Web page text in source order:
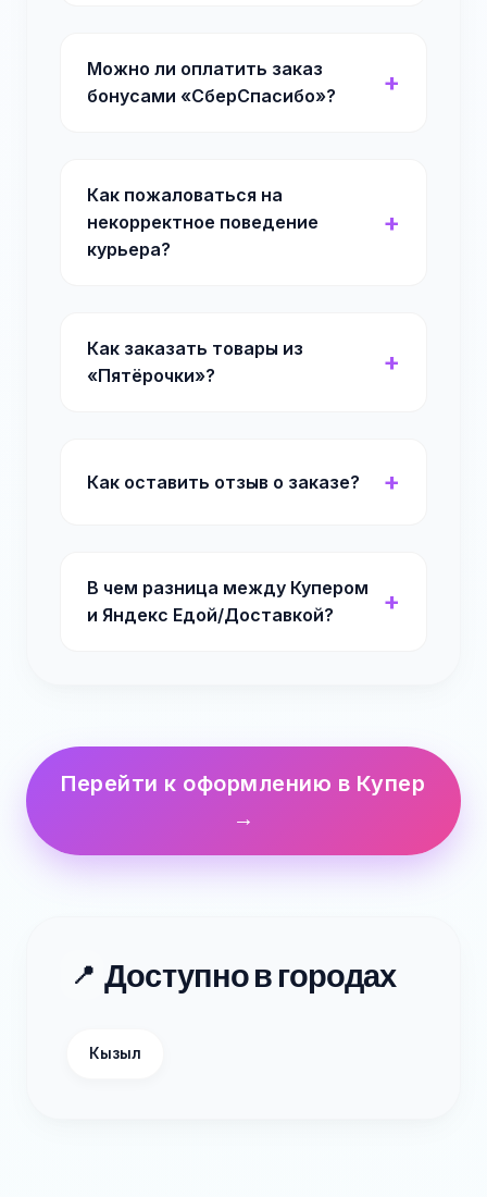
Можно ли оплатить заказ
бонусами «СберСпасибо»?
Как пожаловаться на
некорректное поведение
курьера?
Как заказать товары из
«Пятёрочки»?
Как оставить отзыв о заказе?
В чем разница между Купером
и Яндекс Едой/Доставкой?
Перейти к оформлению в Купер
→
📍 Доступно в городах
Кызыл